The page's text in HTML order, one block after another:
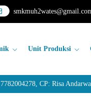
Unit Produksi
CP: Risa